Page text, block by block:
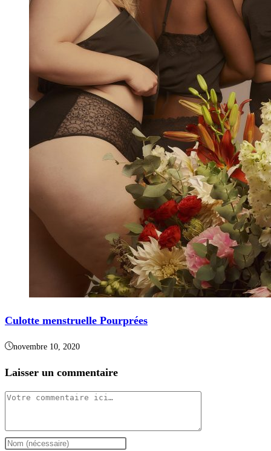
Culotte menstruelle Pourprées
novembre 10, 2020
Laisser un commentaire